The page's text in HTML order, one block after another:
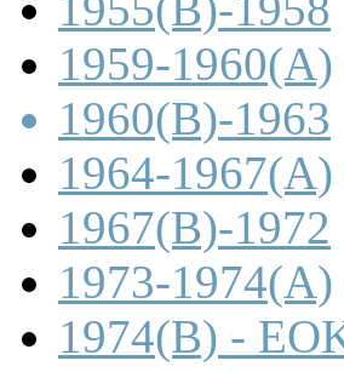
1959-1960(A)
1960(B)-1963
1964-1967(A)
1967(B)-1972
1973-1974(A)
1974(B) -